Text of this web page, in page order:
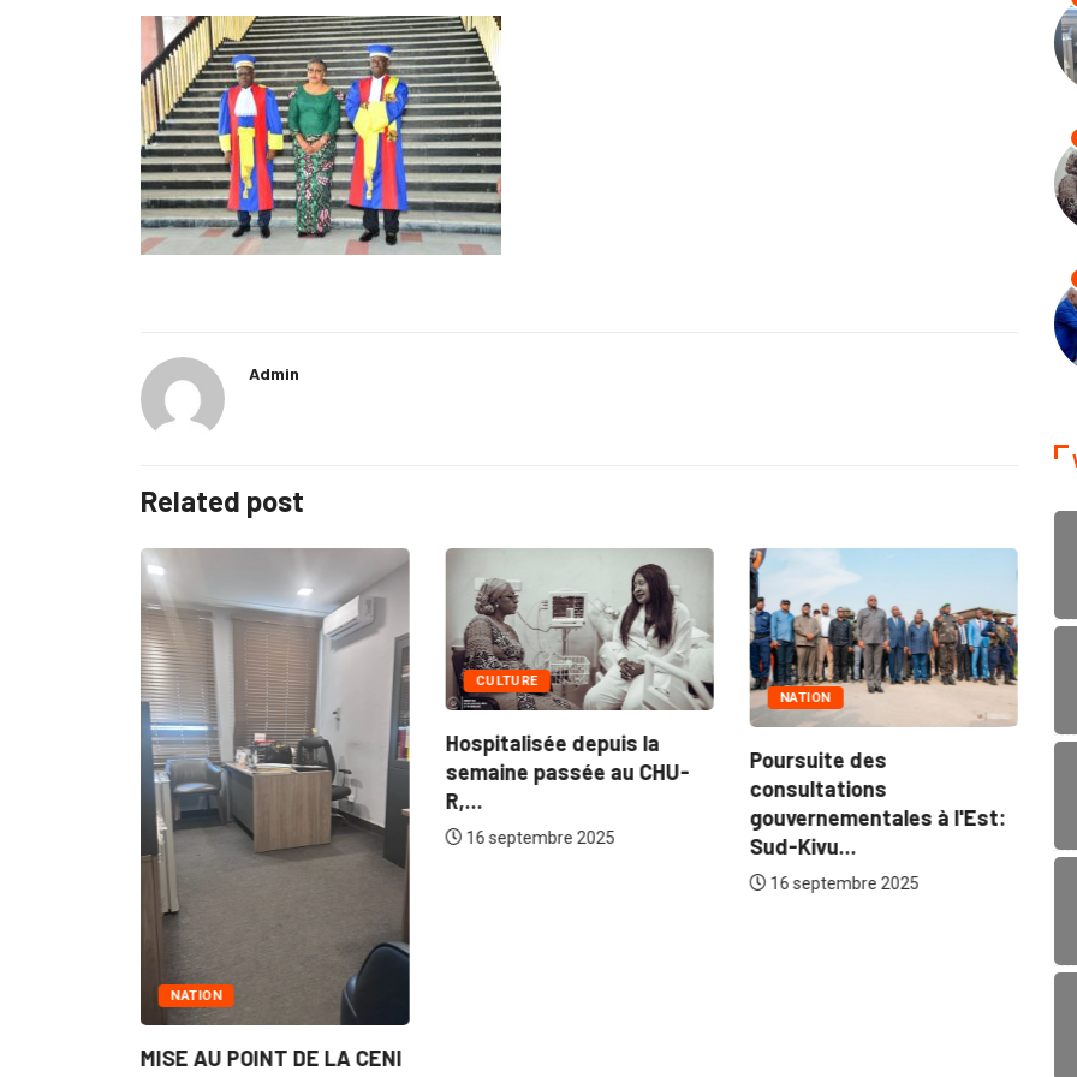
MISE AU POINT DE LA CENI
CULTURE
Hospitalisée depuis la
semaine passée au CHU-
R,...
16 septembre 2025
NATION
Poursuite des
consultations
gouvernementales à l'Est:
Sud-Kivu...
16 septembre 2025